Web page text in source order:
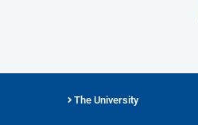
The University